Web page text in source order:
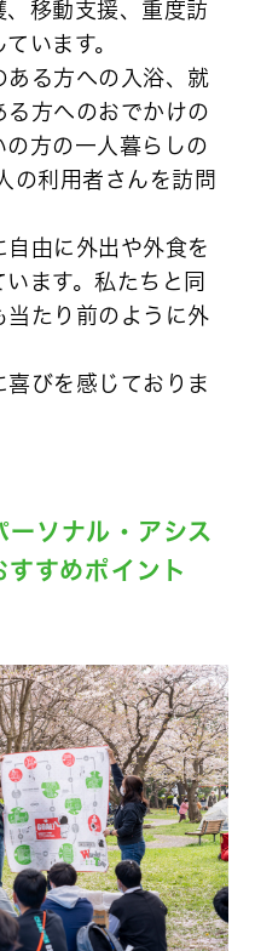
移動支援、重度訪
います。
ある方への入浴、就
方へのおでかけの
方の一人暮らしの
の利用者さんを訪問
由に外出や外食を
ます。私たちと同
当たり前のように外
びを感じておりま
ソナル・アシス
すめポイント